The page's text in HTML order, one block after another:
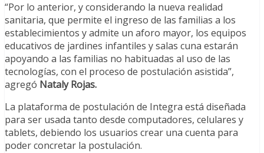
“Por lo anterior, y considerando la nueva realidad
sanitaria, que permite el ingreso de las familias a los
establecimientos y admite un aforo mayor, los equipos
educativos de jardines infantiles y salas cuna estarán
apoyando a las familias no habituadas al uso de las
tecnologías, con el proceso de postulación asistida”,
agregó Nataly Rojas.
La plataforma de postulación de Integra está diseñada
para ser usada tanto desde computadores, celulares y
tablets, debiendo los usuarios crear una cuenta para
poder concretar la postulación.